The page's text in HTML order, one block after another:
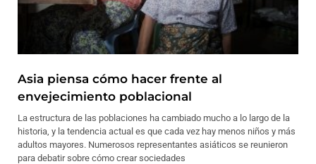
Asia piensa cómo hacer frente al
envejecimiento poblacional
La estructura de las poblaciones ha cambiado mucho a lo largo de la
historia, y la tendencia actual es que cada vez hay menos niños y más
adultos mayores. Numerosos representantes asiáticos se reunieron
para debatir sobre cómo crear sociedades